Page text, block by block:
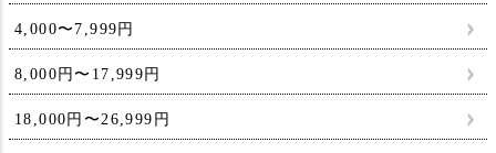
4,000〜7,999円
8,000円〜17,999円
18,000円〜26,999円